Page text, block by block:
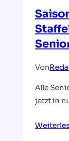
Von
Alle
jetzt in